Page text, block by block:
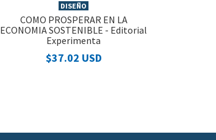
DISEÑO
COMO PROSPERAR EN LA
ECONOMIA SOSTENIBLE - Editorial
Experimenta
$37.02 USD